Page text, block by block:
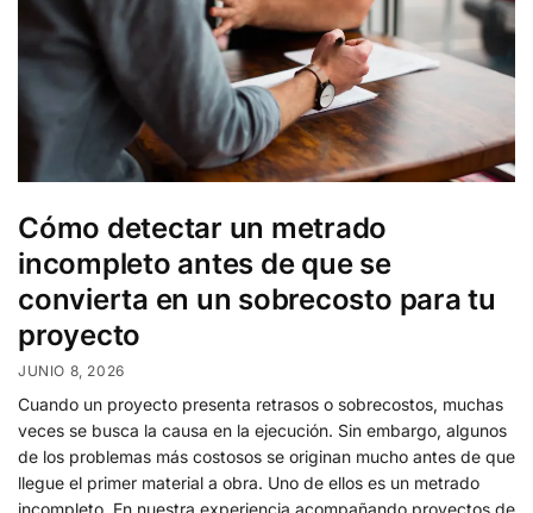
Cómo detectar un metrado
incompleto antes de que se
convierta en un sobrecosto para tu
proyecto
JUNIO 8, 2026
Cuando un proyecto presenta retrasos o sobrecostos, muchas
veces se busca la causa en la ejecución. Sin embargo, algunos
de los problemas más costosos se originan mucho antes de que
llegue el primer material a obra. Uno de ellos es un metrado
incompleto. En nuestra experiencia acompañando proyectos de